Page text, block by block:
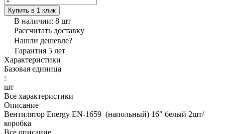
Купить в 1 клик
В наличии: 8 шт
Рассчитать доставку
Нашли дешевле?
Гарантия 5 лет
Характеристики
Базовая единица
:
шт
Все характеристики
Описание
Вентилятор Energy EN-1659 (напольный) 16" белый 2шт/
коробка
Все описание